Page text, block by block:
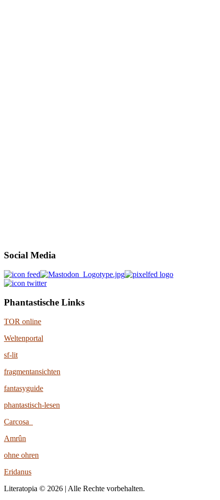
Social Media
Phantastische Links
TOR online
Weltenportal
sf-lit
fragmentansichten
fantasyguide
phantastisch-lesen
Carcosa
Amrûn
ohne ohren
Eridanus
Literatopia © 2026 | Alle Rechte vorbehalten.